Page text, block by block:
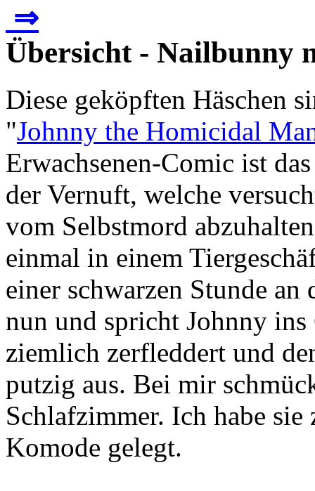
⇒
Übersicht - Nailbunny
Diese geköpften Häschen
"Johnny the Homicidal
Erwachsenen-Comic ist
der Vernuft, welche
vom Selbstmord
einmal in einem
einer schwarzen Stunde
nun und spricht Johnny ins
ziemlich zerfleddert und
putzig aus. Bei mir
Schlafzimmer. Ich habe
Komode gelegt.